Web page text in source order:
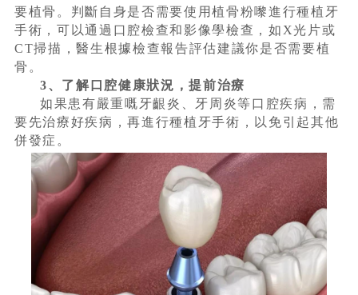
要植骨。判斷自身是否需要使用植骨粉嚟進行種植牙
手術，可以通過口腔檢查和影像學檢查，如X光片或
CT掃描，醫生根據檢查報告評估建議你是否需要植
骨。
3、了解口腔健康狀況，提前治療
如果患有嚴重嘅牙齦炎、牙周炎等口腔疾病，需
要先治療好疾病，再進行種植牙手術，以免引起其他
併發症。